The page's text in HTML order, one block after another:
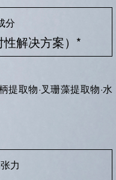
分
解决方案）*
提取物·叉珊藻提取物·水
力